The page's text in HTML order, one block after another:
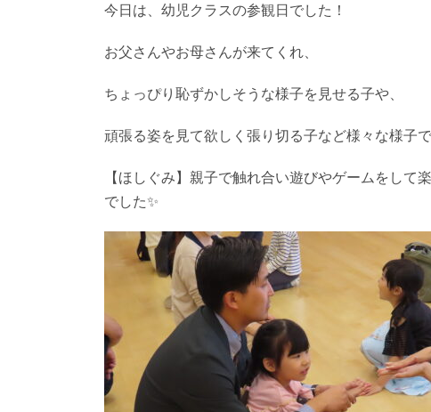
今日は、幼児クラスの参観日でした！
お父さんやお母さんが来てくれ、
ちょっぴり恥ずかしそうな様子を見せる子や、
頑張る姿を見て欲しく張り切る子など様々な様子
【ほしぐみ】親子で触れ合い遊びやゲームをして
でした✨